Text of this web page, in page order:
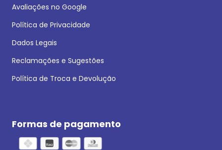
Avaliações no Google
Política de Privacidade
Dados Legais
Reclamações e Sugestões
Política de Troca e Devolução
Formas de pagamento